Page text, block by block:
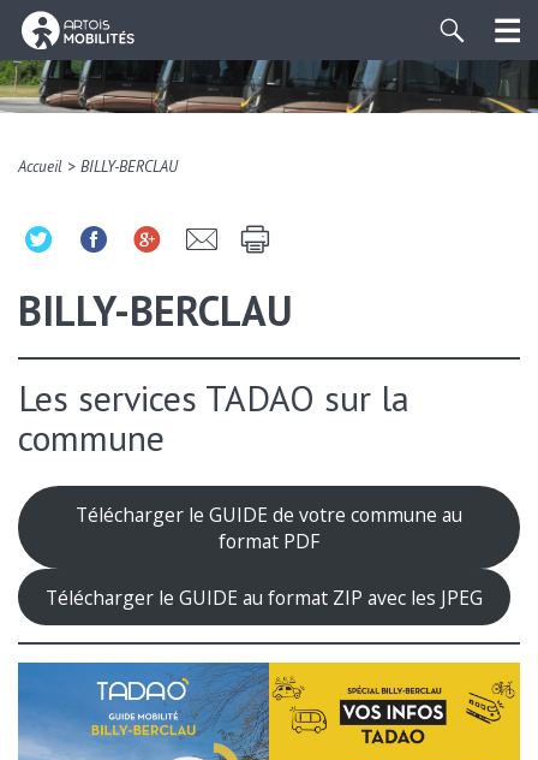
Accueil > BILLY-BERCLAU
BILLY-BERCLAU
Les services TADAO sur la
commune
Télécharger le GUIDE de votre commune au
format PDF
Télécharger le GUIDE au format ZIP avec les JPEG